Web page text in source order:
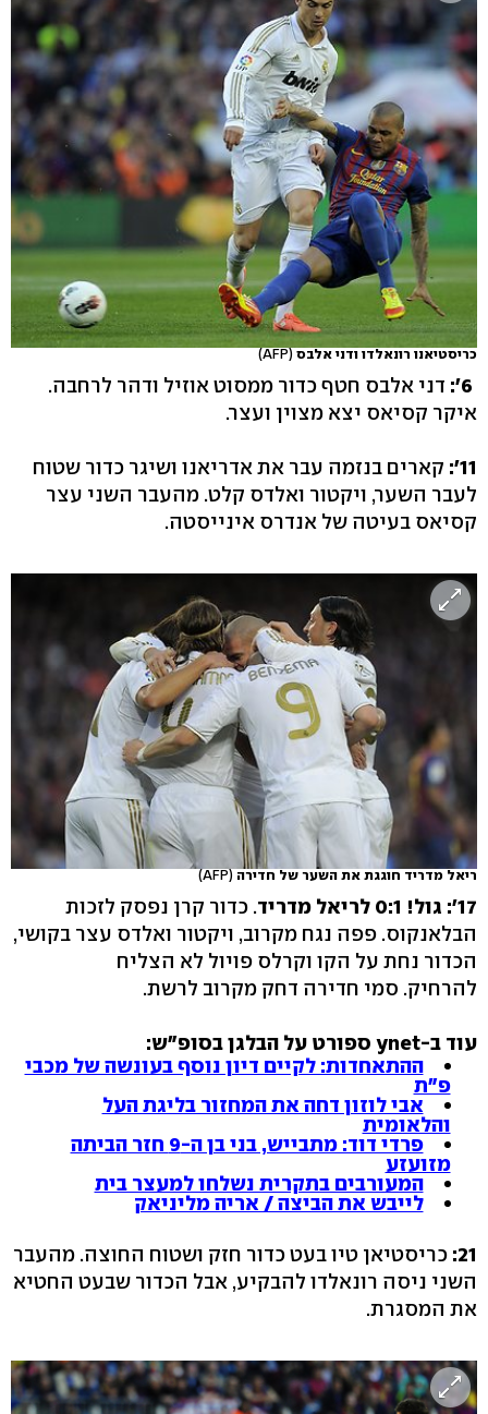
כריסטיאנו רונאלדו ודני אלבס (AFP)
6':
דני אלבס חטף כדור ממסוט אוזיל ודהר לרחבה.
איקר קסיאס יצא מצוין ועצר.
11':
קארים בנזמה עבר את אדריאנו ושיגר כדור שטוח
לעבר השער, ויקטור ואלדס קלט. מהעבר השני עצר
קסיאס בעיטה של אנדרס אינייסטה.
ריאל מדריד חוגגת את השער של חדירה (AFP)
17': גול! 0:1 לריאל מדריד
. כדור קרן נפסק לזכות
הבלאנקוס. פפה נגח מקרוב, ויקטור ואלדס עצר בקושי,
הכדור נחת על הקו וקרלס פויול לא הצליח
להרחיק. סמי חדירה דחק מקרוב לרשת.
עוד ב-ynet ספורט על הבלגן בסופ"ש:
ההתאחדות: לקיים דיון נוסף בעונשה של מכבי
פ"ת
אבי לוזון דחה את המחזור בליגת העל
והלאומית
פרדי דוד: מתבייש, בני בן ה-9 חזר הביתה
מזועזע
המעורבים בתקרית נשלחו למעצר בית
לייבש את הביצה / אריה מליניאק
21: כריסטיאן טיו בעט כדור חזק ושטוח החוצה. מהעבר
השני ניסה רונאלדו להבקיע, אבל הכדור שבעט החטיא
את המסגרת.